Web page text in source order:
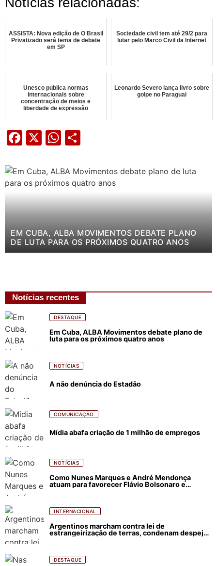
ASSISTA: Nova edição de O Brasil
Privatizado será tema de debate
em SP
Sociedade civil tem até 29/2 para
lutar pelo Marco Civil da Internet
Unesco publica normas
internacionais sobre
concentração de meios e
liberdade de expressão
Leonardo Severo lança livro sobre
golpe no Paraguai
Facebook
X WhatsApp
EM CUBA, ALBA MOVIMENTOS DEBATE PLANO
DE LUTA PARA OS PRÓXIMOS QUATRO ANOS
Notícias recentes
DESTAQUE
Em Cuba, ALBA Movimentos debate plano de
luta para os próximos quatro anos
NOTÍCIAS
A não denúncia do Estadão
COMUNICAÇÃO
Mídia abafa criação de 1 milhão de empregos
NOTÍCIAS
Como Nunes Marques e André Mendonça
atuam para favorecer Flávio Bolsonaro e
INTERNACIONAL
Argentinos marcham contra lei de
estrangeirização de terras, condenam despejos
DESTAQUE